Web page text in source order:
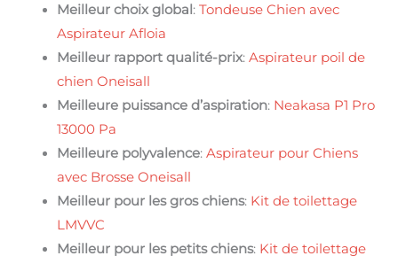
Meilleur choix global: Tondeuse Chien avec
Aspirateur Afloia
Meilleur rapport qualité-prix: Aspirateur poil de
chien Oneisall
Meilleure puissance d’aspiration: Neakasa P1 Pro
13000 Pa
Meilleure polyvalence: Aspirateur pour Chiens
avec Brosse Oneisall
Meilleur pour les gros chiens: Kit de toilettage
LMVVC
Meilleur pour les petits chiens: Kit de toilettage